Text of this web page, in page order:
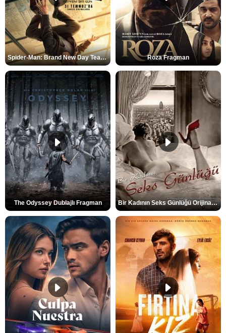
Spider-Man: Brand New Day Teaser Roza Fragman
The Odyssey Dublajlı Fragman Bir Kadının Seks Günlüğü Orijinal Fragman